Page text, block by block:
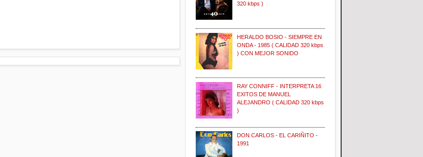
320 kbps )
HERALDO BOSIO - SIEMPRE EN
ONDA - 1985 ( CALIDAD 320 kbps
) CON MEJOR SONIDO
RAY CONNIFF - INTERPRETA 16
EXITOS DE MANUEL
ALEJANDRO ( CALIDAD 320 kbps
)
DON CARLOS - EL CARIÑITO -
1991